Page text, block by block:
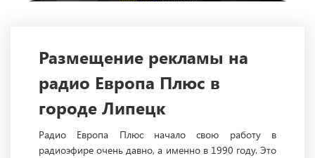
Размещение рекламы на
радио Европа Плюс в
городе Липецк
Радио Европа Плюс начало свою работу в
радиоэфире очень давно, а именно в 1990 году. Это